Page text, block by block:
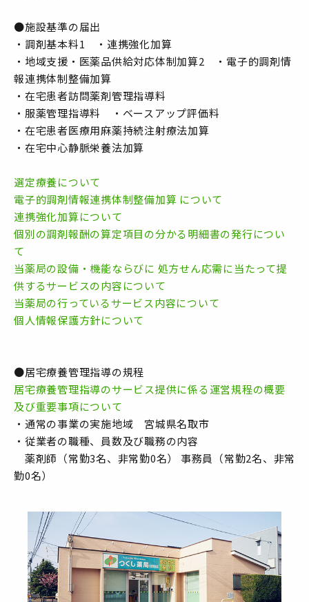
●施設基準の届出
・調剤基本料1 ・連携強化加算
・地域支援・医薬品供給対応体制加算2 ・電子的調剤情
報連携体制整備加算
・在宅患者訪問薬剤管理指導料
・服薬管理指導料 ・ベースアップ評価料
・在宅患者医療用麻薬持続注射療法加算
・在宅中心静脈栄養法加算
選定療養について
電子的調剤情報連携体制整備加算 について
連携強化加算について
個別の調剤報酬の算定項目の分かる明細書の発行につい
て
当薬局の設備・機能ならびに 処方せん応需に当たって提
供するサービスの内容について
当薬局の行っているサービス内容について
個人情報保護方針について
●居宅療養管理指導の規程
居宅療養管理指導のサービス提供に係る運営規程の概要
及び重要事項について
・通常の事業の実施地域 宮城県名取市
・従業者の職種、員数及び職務の内容
薬剤師（常勤3名、非常勤0名） 事務員（常勤2名、非常
勤0名）